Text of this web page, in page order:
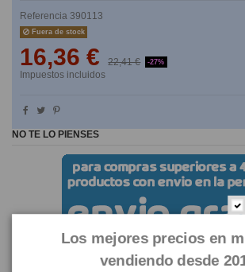
Referencia 390113
Fuera de stock
16,36 € 22,41 € -27%
Impuestos incluidos
NO TE LO PIENSES
Los mejores precios en
vendiendo desde